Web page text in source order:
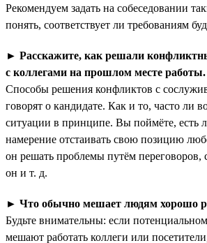
Рекомендуем задать на собеседовании
понять, соответствует ли требованиям
► Расскажите, как решали
с коллегами на прошлом месте работы.
Способы решения конфликтов с
говорят о кандидате. Как и то, часто ли
ситуации в принципе. Вы поймёте, есть
намерение отстаивать свою позицию
он решать проблемы путём переговоров,
он и т. д.
► Что обычно мешает людям хорошо
Будьте внимательны: если
мешают работать коллеги или